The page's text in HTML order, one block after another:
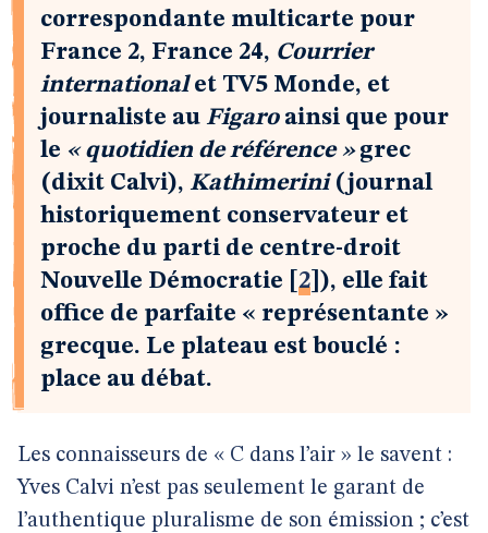
correspondante multicarte pour
France 2, France 24, Courrier
internationalet TV5 Monde, et
journaliste au Figaroainsi que pour
le « quotidien de référence »grec
(dixit Calvi), Kathimerini (journal
historiquement conservateur et
proche du parti de centre-droit
Nouvelle Démocratie
2 ), elle fait
office de parfaite « représentante »
grecque. Le plateau est bouclé :
place au débat.
Les connaisseurs de « C dans l’air » le savent :
Yves Calvi n’est pas seulement le garant de
l’authentique pluralisme de son émission ; c’est